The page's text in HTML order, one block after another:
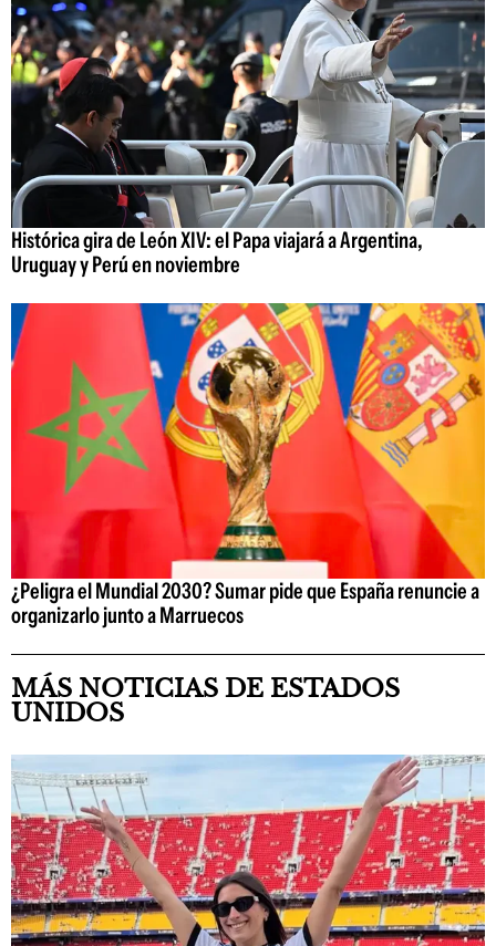
Histórica gira de León XIV: el Papa viajará a Argentina,
Uruguay y Perú en noviembre
¿Peligra el Mundial 2030? Sumar pide que España renuncie a
organizarlo junto a Marruecos
MÁS NOTICIAS DE ESTADOS
UNIDOS